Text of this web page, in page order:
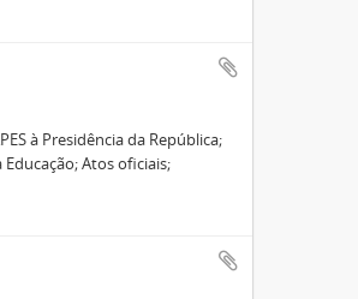
à Presidência da República;
Atos oficiais;